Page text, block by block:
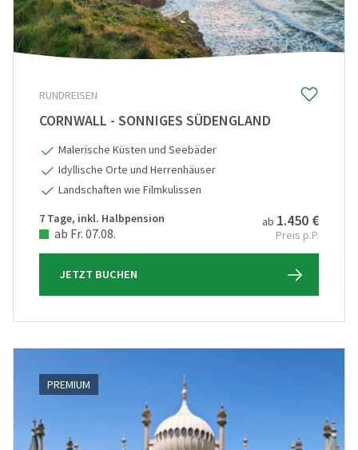
RUNDREISEN
CORNWALL - SONNIGES SÜDENGLAND
Malerische Küsten und Seebäder
Idyllische Orte und Herrenhäuser
Landschaften wie Filmkulissen
7 Tage, inkl. Halbpension
ab Fr. 07.08.
ab 1.450 €
Preis p.P.
JETZT BUCHEN
PREMIUM